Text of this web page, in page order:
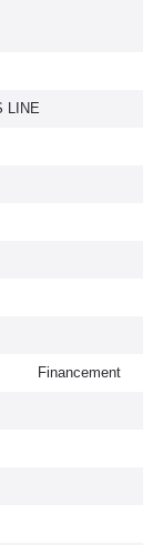
LINE
Financement